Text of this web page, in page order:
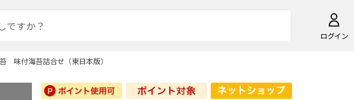
ログイン
味付海苔詰合せ（東日本版）